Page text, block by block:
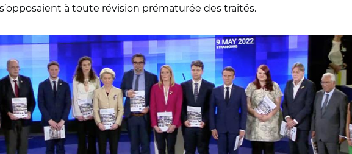
s’opposaient à toute révision prématurée des traités.